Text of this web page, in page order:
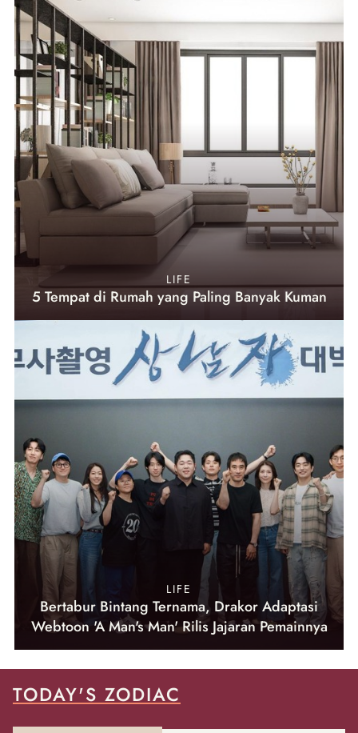
LIFE
5 Tempat di Rumah yang Paling Banyak Kuman
LIFE
Bertabur Bintang Ternama, Drakor Adaptasi
Webtoon 'A Man's Man' Rilis Jajaran Pemainnya
TODAY'S ZODIAC